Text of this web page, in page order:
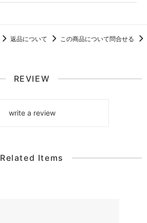
返品について この商品について問合せる
REVIEW
write a review
Related Items